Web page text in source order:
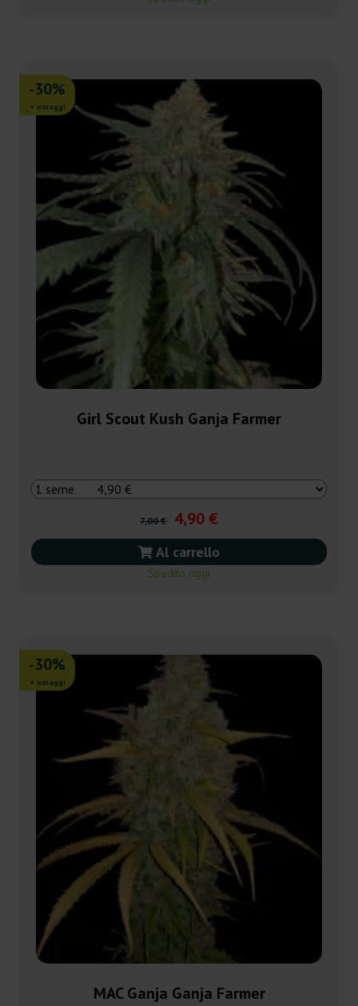
-30%
+ omaggi
Girl Scout Kush Ganja Farmer
7,00 € 4,90 €
Al carrello
Spedito oggi
-30%
+ omaggi
MAC Ganja Ganja Farmer